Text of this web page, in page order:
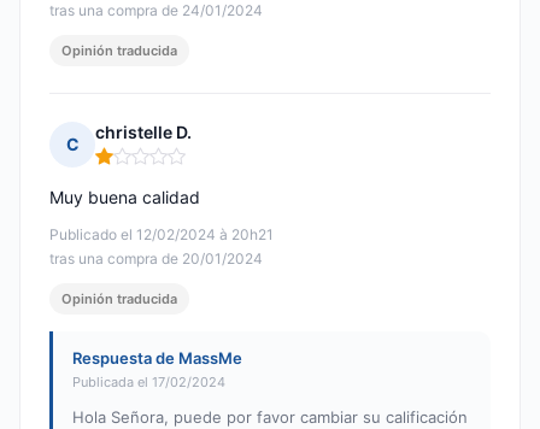
tras una compra de 24/01/2024
Opinión traducida
C
christelle D.
Nota: 1 de 5
Publicado el 12/02/2024 à 20h21
tras una compra de 20/01/2024
Muy buena calidad
Opinión traducida
Respuesta de MassMe
Publicada el 17/02/2024
Hola Señora, puede por favor cambiar su calificación